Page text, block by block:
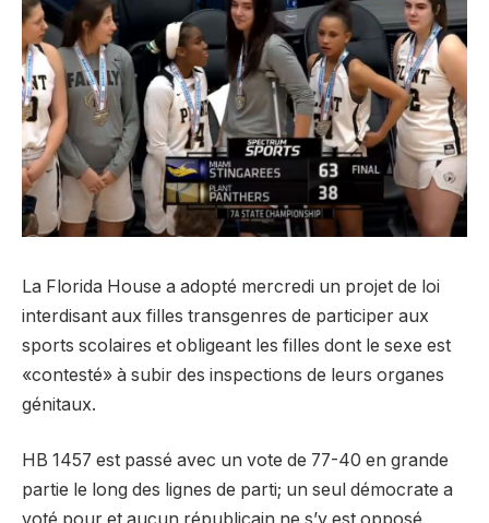
La Florida House a adopté mercredi un projet de loi
interdisant aux filles transgenres de participer aux
sports scolaires et obligeant les filles dont le sexe est
«contesté» à subir des inspections de leurs organes
génitaux.
HB 1457 est passé avec un vote de 77-40 en grande
partie le long des lignes de parti; un seul démocrate a